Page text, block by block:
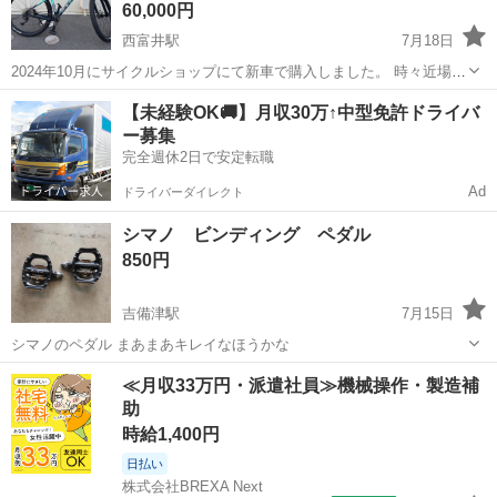
60,000円
西富井駅
7月18日
2024年10月にサイクルショップにて新車で購入しました。 時々近場を
乗る程度で使用しておりました。 賃貸の屋根付き駐輪場にて保管して
おりましたが、整理のため手放すことにしました。 転倒はありません
が、風で駐輪中に何度か倒れ...
岡山 倉敷市 西富井駅 マウンテンバイク
【未経験OK🚚】月収30万↑中型免許ドライバ
ー募集
完全週休2日で安定転職
ドライバーダイレクト Ad
シマノ ビンディング ペダル
850円
吉備津駅
7月15日
シマノのペダル まあまあキレイなほうかな
岡山 岡山市 吉備津駅 マウンテンバイク
≪月収33万円・派遣社員≫機械操作・製造補
助
時給1,400円
日払い
株式会社BREXA Next